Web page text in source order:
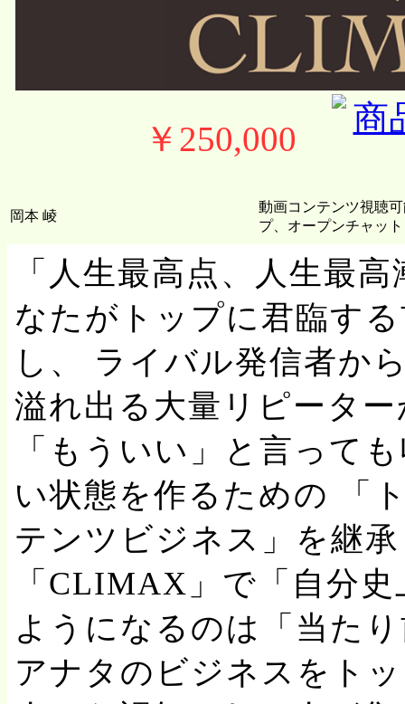
￥250,000
岡本 崚
動画コンテンツ視聴
プ、オープンチャット
「人生最高点、人生最
なたがトップに君臨す
し、 ライバル発信者か
溢れ出る大量リピータ
「もういい」と言って
い状態を作るための 「
テンツビジネス」を継
「CLIMAX」で「自分
ようになるのは「当た
アナタのビジネスをト